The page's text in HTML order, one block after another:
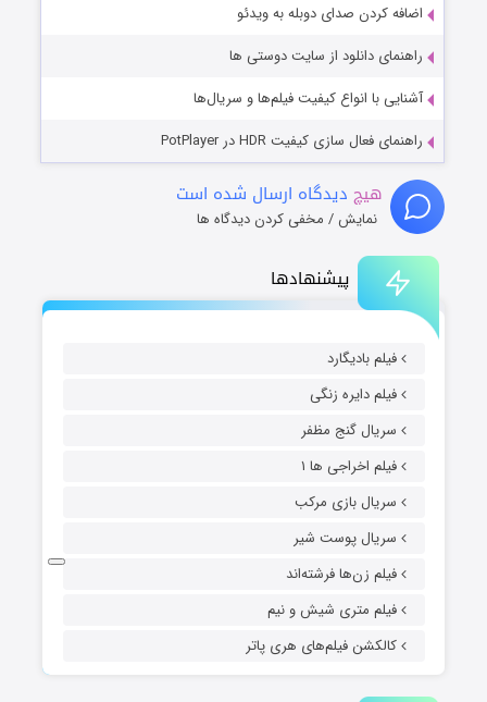
پیشنهادها
فیلم بادیگارد
فیلم دایره زنگی
سریال گنج مظفر
فیلم اخراجی ها ۱
سریال بازی مرکب
سریال پوست شیر
فیلم زن‌ها فرشته‌اند
فیلم متری شیش و نیم
کالکشن فیلم‌های هری پاتر
اضافه کردن صدای دوبله به ویدئو
راهنمای دانلود از سایت دوستی ها
آشنایی با انواع کیفیت فیلم‌ها و سریال‌ها
راهنمای فعال سازی کیفیت HDR در PotPlayer
هیچ دیدگاه ارسال شده است
نمایش / مخفی کردن دیدگاه ها